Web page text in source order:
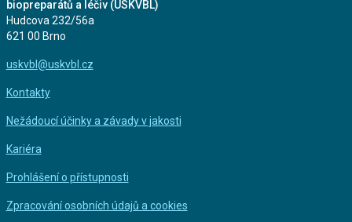
biopreparátů a léčiv (ÚSKVBL)
Hudcova 232/56a
621 00 Brno
uskvbl@uskvbl.cz
Kontakty
Nežádoucí účinky a závady v jakosti
Kariéra
Prohlášení o přístupnosti
Zpracování osobních údajů a cookies